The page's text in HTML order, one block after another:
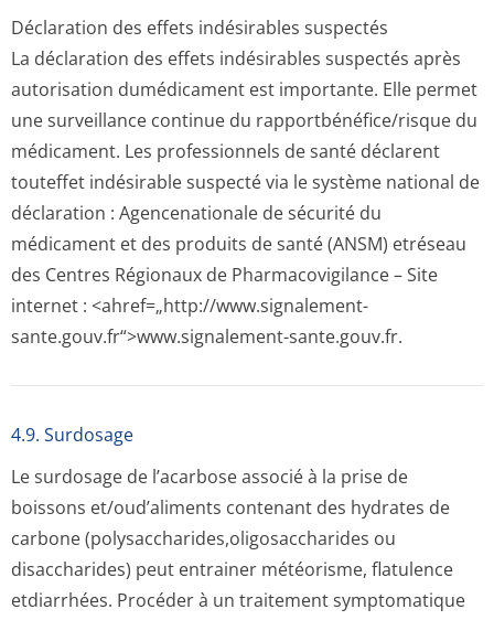
Déclaration des effets indésirables suspectés
La déclaration des effets indésirables suspectés après
autorisation dumédicament est importante. Elle permet
une surveillance continue du rapportbénéfi­ce/risque du
médicament. Les professionnels de santé déclarent
touteffet indésirable suspecté via le système national de
déclaration : Agencenationale de sécurité du
médicament et des produits de santé (ANSM) etréseau
des Centres Régionaux de Pharmacovigilance – Site
internet : <ahref=„http://­www.signalement-
sante.gouv.fr“>www­.signalement-sante.gouv.fr.
4.9. Surdosage
Le surdosage de l’acarbose associé à la prise de
boissons et/oud’aliments contenant des hydrates de
carbone (polysacchari­des,oligosaccha­rides ou
disaccharides) peut entrainer météorisme, flatulence
etdiarrhées. Procéder à un traitement symptomatique